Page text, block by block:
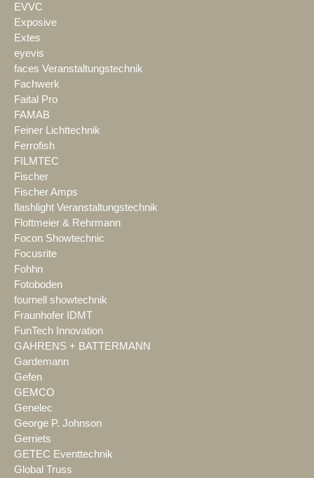
EVVC
Exposive
Extes
eyevis
faces Veranstaltungstechnik
Fachwerk
Faital Pro
FAMAB
Feiner Lichttechnik
Ferrofish
FILMTEC
Fischer
Fischer Amps
flashlight Veranstaltungstechnik
Flottmeier & Rehrmann
Focon Showtechnic
Focusrite
Fohhn
Fotoboden
fournell showtechnik
Fraunhofer IDMT
FunTech Innovation
GAHRENS + BATTERMANN
Gardemann
Gefen
GEMCO
Genelec
George P. Johnson
Gerriets
GETEC Eventtechnik
Global Truss